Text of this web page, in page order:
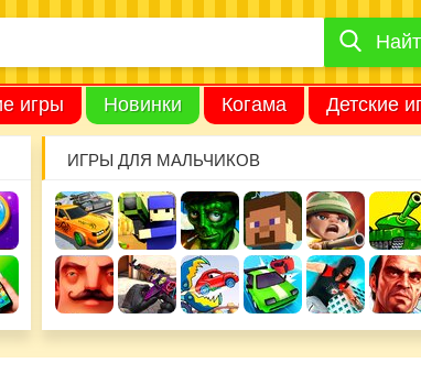
игры Новинки Когама Детские
ИГРЫ ДЛЯ МАЛЬЧИКОВ